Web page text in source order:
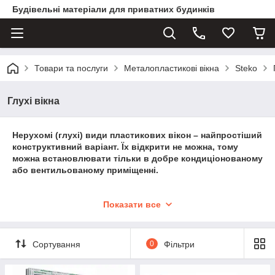
Будівельні матеріали для приватних будинків
Товари та послуги Металопластикові вікна Steko
Глухі вікна
Нерухомі (глухі) види пластикових вікон – найпростіший
конструктивний варіант. Їх відкрити не можна, тому
можна встановлювати тільки в добре кондиціонованому
або вентильованому приміщенні.
висотних будівлях, так як на висоті сучасного
підвищеною міцністю.
Показати все
Сортування 0 Фільтри